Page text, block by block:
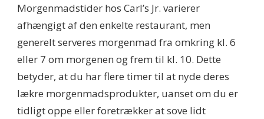
Morgenmadstider hos Carl’s Jr. varierer
afhængigt af den enkelte restaurant, men
generelt serveres morgenmad fra omkring kl. 6
eller 7 om morgenen og frem til kl. 10. Dette
betyder, at du har flere timer til at nyde deres
lækre morgenmadsprodukter, uanset om du er
tidligt oppe eller foretrækker at sove lidt